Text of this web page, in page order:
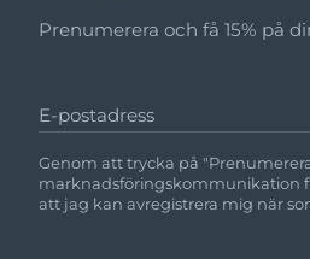
Prenumerera och få 15% på
E-postadress
Genom att trycka på
marknadsföringskommunikation
att jag kan avregistrera mig när